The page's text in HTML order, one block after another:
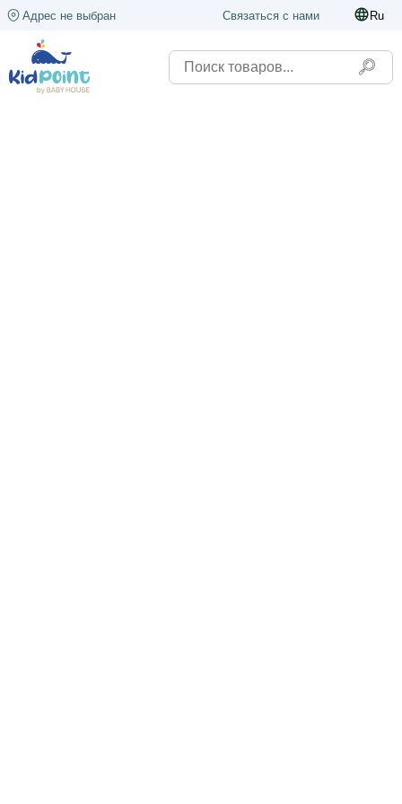
Адрес не выбран Связаться с нами Ru